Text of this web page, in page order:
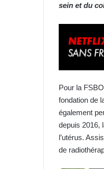
sein et du
Pour la
fondation de
également
depuis 2016,
l’utérus.
de